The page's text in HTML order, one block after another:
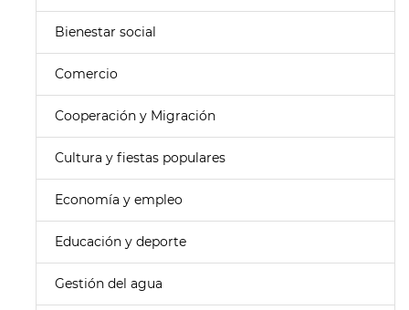
Bienestar social
Comercio
Cooperación y Migración
Cultura y fiestas populares
Economía y empleo
Educación y deporte
Gestión del agua